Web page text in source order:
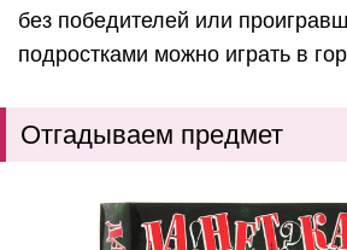
без победителей или
подростками можно играть в
Отгадываем предмет